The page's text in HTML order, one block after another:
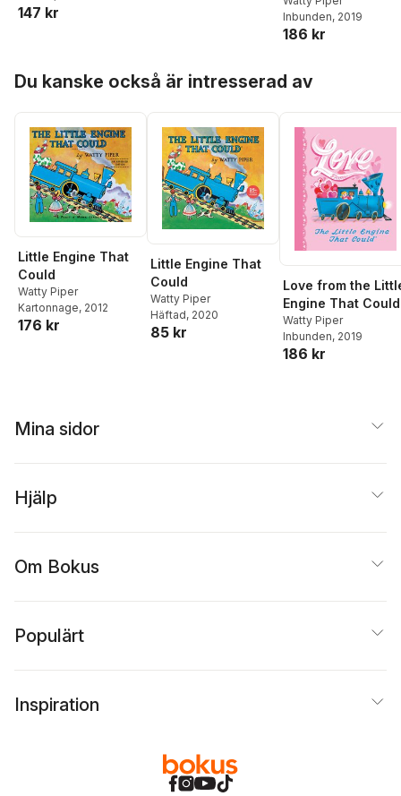
147 kr
Inbunden, 2019
186 kr
Du kanske också är intresserad av
Little Engine That
Could
Watty Piper
Kartonnage, 2012
176 kr
Little Engine That
Could
Watty Piper
Häftad, 2020
85 kr
Love from the
Engine That Could
Watty Piper
Inbunden, 2019
186 kr
Mina sidor
Hjälp
Om Bokus
Populärt
Inspiration